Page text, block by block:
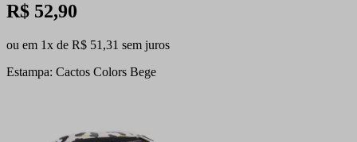
R$ 52,90
ou em 1x de R$ 51,31 sem juros
Estampa: Cactos Colors Bege